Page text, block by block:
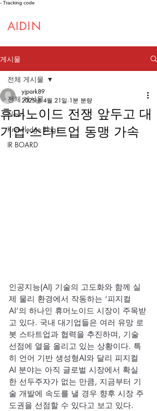
- Tracking code
AIDIN
게시물
전체 게시물
News
Knowledge Blog
IR BOARD
전체 게시물
휴머노이드 전쟁 앞두고 대
기업·스타트업 동맹 가속
yjpark89
2025년 4월 21일 1분 분량
인공지능(AI) 기술의 고도화와 함께 실
제 물리 환경에서 작동하는 ‘피지컬
AI’의 하나인 휴머노이드 시장이 주목받
고 있다. 국내 대기업들은 여러 유망 로
봇 스타트업과 협력을 추진하며, 기술
선점에 열을 올리고 있는 상황이다. 특
히 언어 기반 생성형AI와 달리 피지컬
AI 분야는 아직 글로벌 시장에서 확실
한 선두주자가 없는 만큼, 지금부터 기
술 개발에 속도를 낼 경우 향후 시장 주
도권을 선점할 수 있다고 보고 있다.